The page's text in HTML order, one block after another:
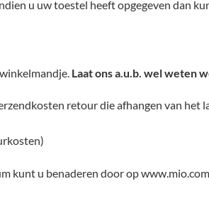
u uw toestel heeft opgegeven dan
Laat ons a.u.b. wel weten
retour die afhangen van het
kunt u benaderen door op